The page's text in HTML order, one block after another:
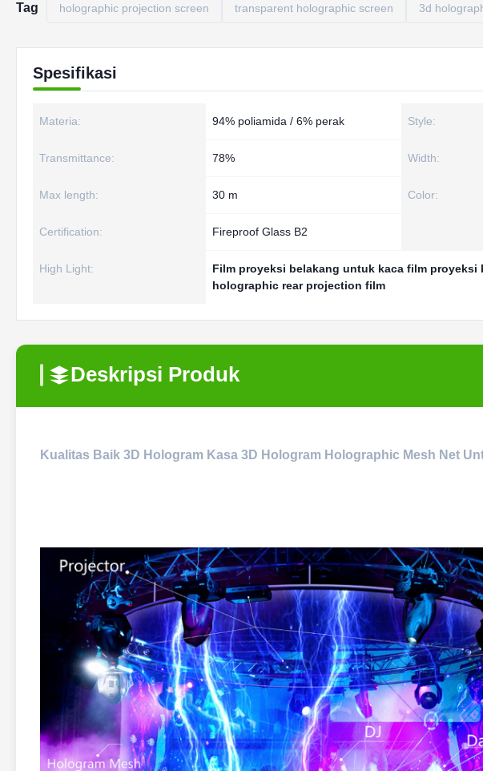
Tag holographic projection screen transparent holographic screen 3d
Spesifikasi
Materia: 94% poliamida / 6% perak Style:
Transmittance: 78% Width:
Max length: 30 m Color:
Certification: Fireproof Glass B2
High Light: Film proyeksi belakang untuk kaca film proyeksi
holographic rear projection film
Deskripsi Produk
Kualitas Baik 3D Hologram Kasa 3D Hologram Holographic Mesh Net